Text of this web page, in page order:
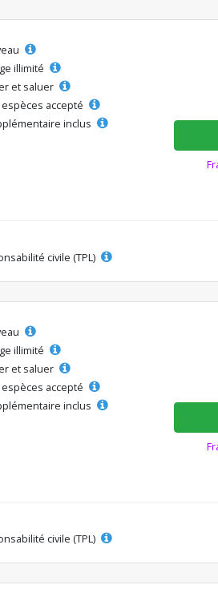
illimité
et saluer
accepté
inclus
civile (TPL)
illimité
et saluer
accepté
inclus
civile (TPL)